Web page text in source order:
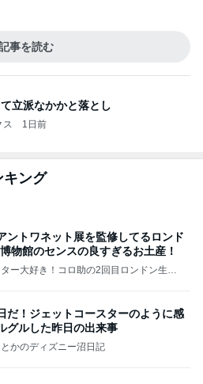
事を読む
立派なかかと落とし
ス 1日前
キング
ントワネット展を監修してるロンド
物館のセンスの良すぎるお土産！
ー大好き！コロ助の2回目ロンドン生活
だ！ジェットコースターのように感
グルした昨日の出来事
かのディズニー沼日記